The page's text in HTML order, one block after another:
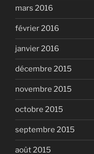
mars 2016
février 2016
janvier 2016
décembre 2015
novembre 2015
octobre 2015
septembre 2015
août 2015